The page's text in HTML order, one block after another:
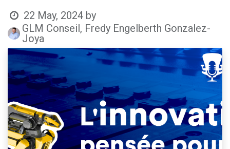
22 May, 2024 by
GLM Conseil, Fredy Engelberth Gonzalez-
Joya